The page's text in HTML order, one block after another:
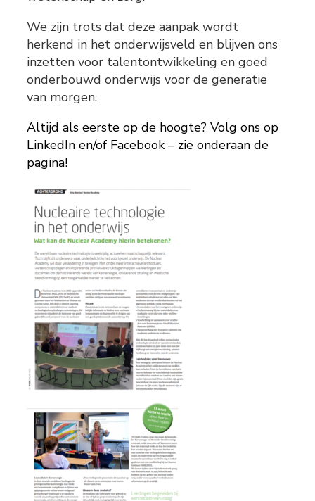
We zijn trots dat deze aanpak wordt
herkend in het onderwijsveld en blijven ons
inzetten voor talentontwikkeling en goed
onderbouwd onderwijs voor de generatie
van morgen.
Altijd als eerste op de hoogte? Volg ons op
LinkedIn en/of Facebook – zie onderaan de
pagina!